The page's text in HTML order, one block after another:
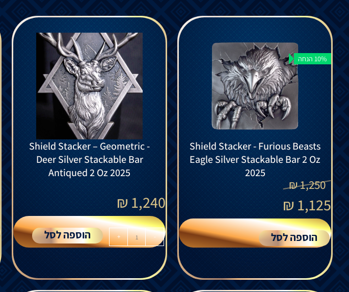
10% הנחה
Shield Stacker - Furious Beasts
Eagle Silver Stackable Bar 2 Oz
2025
1,250
₪
1,125
₪
הוספה לסל
Shield Stacker – Geometric -
Deer Silver Stackable Bar
Antiqued 2 Oz 2025
1,240
₪
-
+ הוספה לסל